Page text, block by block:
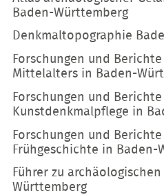
Baden-Württemberg
Denkmaltopographie
Forschungen und
Mittelalters in Baden-
Forschungen und
Kunstdenkmalpflege in
Forschungen und
Frühgeschichte in Baden-
Führer zu
Württemberg